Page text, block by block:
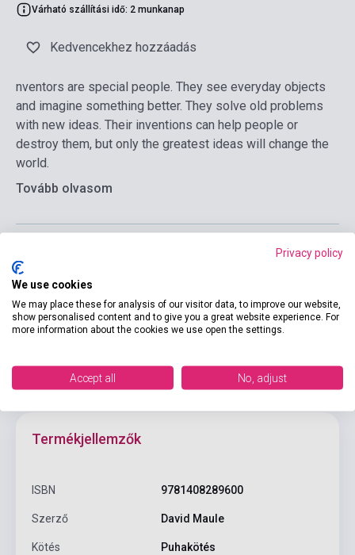
Várható szállítási idő: 2 munkanap
Kedvencekhez hozzáadás
nventors are special people. They see everyday objects
and imagine something better. They solve old problems
with new ideas. Their inventions can help people or
destroy them, but only the greatest ideas will change the
world.
Tovább olvasom
Termékjellemzők
ISBN 9781408289600
Szerző David Maule
Kötés Puhakötés
Privacy policy
We use cookies
We may place these for analysis of our visitor data, to improve our website,
show personalised content and to give you a great website experience. For
more information about the cookies we use open the settings.
Accept all No, adjust